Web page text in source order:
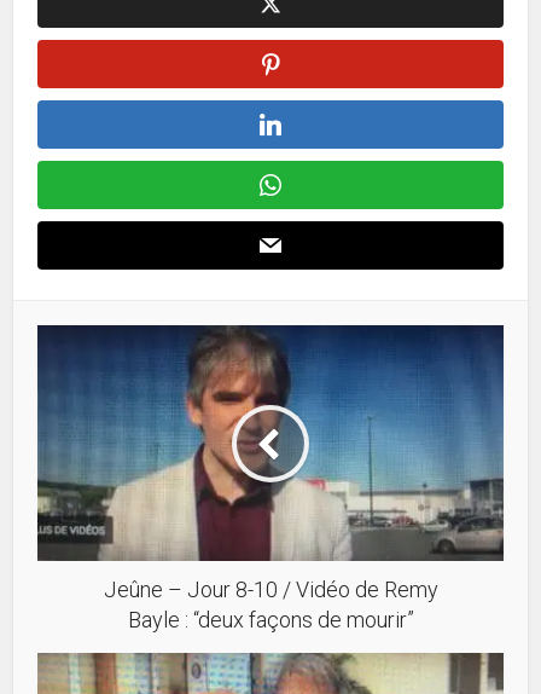
Jeûne – Jour 8-10 / Vidéo de Remy
Bayle : “deux façons de mourir”